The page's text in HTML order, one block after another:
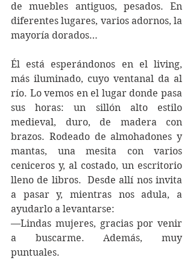
de muebles antiguos, pesados. En
diferentes lugares, varios adornos, la
mayoría dorados…
Él está esperándonos en el living,
más iluminado, cuyo ventanal da al
río. Lo vemos en el lugar donde pasa
sus horas: un sillón alto estilo
medieval, duro, de madera con
brazos. Rodeado de almohadones y
mantas, una mesita con varios
ceniceros y, al costado, un escritorio
lleno de libros. Desde allí nos invita
a pasar y, mientras nos adula, a
ayudarlo a levantarse:
—Lindas mujeres, gracias por venir
a buscarme. Además, muy
puntuales.